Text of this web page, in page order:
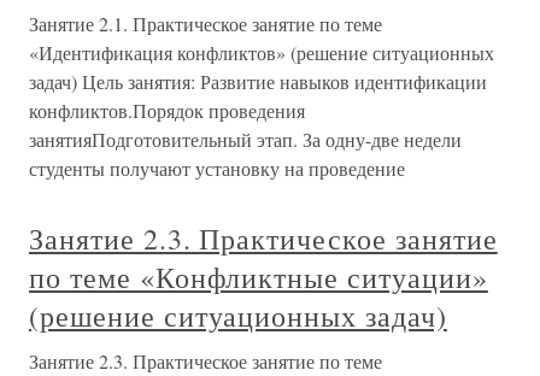
Занятие 2.1. Практическое занятие по теме
«Идентификация конфликтов» (решение ситуационных
задач) Цель занятия: Развитие навыков идентификации
конфликтов.Порядок проведения
занятияПодготовительный этап. За одну-две недели
студенты получают установку на проведение
Занятие 2.3. Практическое занятие
по теме «Конфликтные ситуации»
(решение ситуационных задач)
Занятие 2.3. Практическое занятие по теме